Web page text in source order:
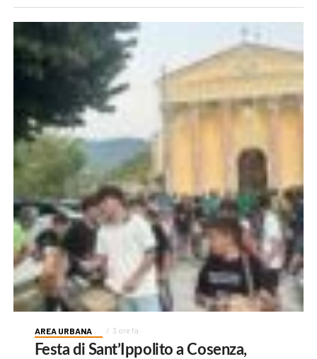
AREA URBANA 3 ore fa
Festa di Sant’Ippolito a Cosenza,